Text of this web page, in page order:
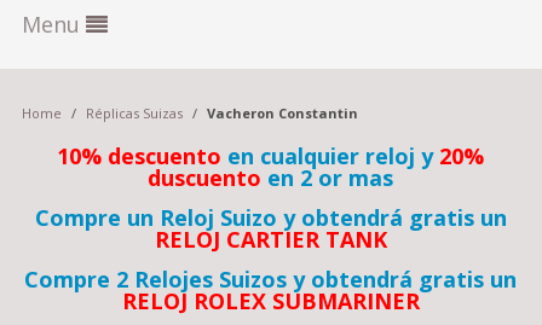
Menu
Home / Réplicas Suizas / Vacheron Constantin
10% descuento en cualquier reloj y 20%
duscuento en 2 or mas
Compre un Reloj Suizo y obtendrá gratis un
RELOJ CARTIER TANK
Compre 2 Relojes Suizos y obtendrá gratis un
RELOJ ROLEX SUBMARINER